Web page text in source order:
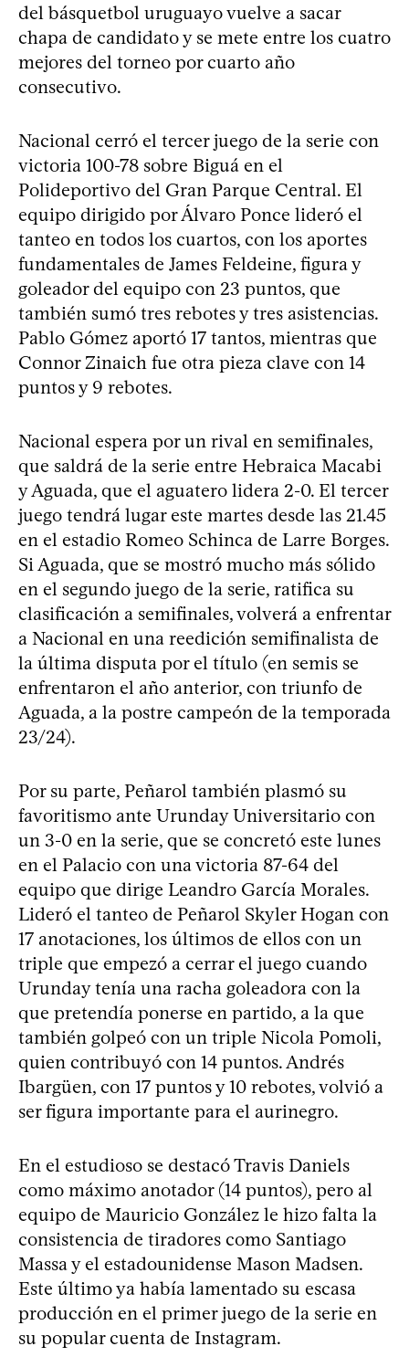
del básquetbol uruguayo vuelve a sacar
chapa de candidato y se mete entre los cuatro
mejores del torneo por cuarto año
consecutivo.
Nacional cerró el tercer juego de la serie con
victoria 100-78 sobre Biguá en el
Polideportivo del Gran Parque Central. El
equipo dirigido por Álvaro Ponce lideró el
tanteo en todos los cuartos, con los aportes
fundamentales de James Feldeine, figura y
goleador del equipo con 23 puntos, que
también sumó tres rebotes y tres asistencias.
Pablo Gómez aportó 17 tantos, mientras que
Connor Zinaich fue otra pieza clave con 14
puntos y 9 rebotes.
Nacional espera por un rival en semifinales,
que saldrá de la serie entre Hebraica Macabi
y Aguada, que el aguatero lidera 2-0. El tercer
juego tendrá lugar este martes desde las 21.45
en el estadio Romeo Schinca de Larre Borges.
Si Aguada, que se mostró mucho más sólido
en el segundo juego de la serie, ratifica su
clasificación a semifinales, volverá a enfrentar
a Nacional en una reedición semifinalista de
la última disputa por el título (en semis se
enfrentaron el año anterior, con triunfo de
Aguada, a la postre campeón de la temporada
23/24).
Por su parte, Peñarol también plasmó su
favoritismo ante Urunday Universitario con
un 3-0 en la serie, que se concretó este lunes
en el Palacio con una victoria 87-64 del
equipo que dirige Leandro García Morales.
Lideró el tanteo de Peñarol Skyler Hogan con
17 anotaciones, los últimos de ellos con un
triple que empezó a cerrar el juego cuando
Urunday tenía una racha goleadora con la
que pretendía ponerse en partido, a la que
también golpeó con un triple Nicola Pomoli,
quien contribuyó con 14 puntos. Andrés
Ibargüen, con 17 puntos y 10 rebotes, volvió a
ser figura importante para el aurinegro.
En el estudioso se destacó Travis Daniels
como máximo anotador (14 puntos), pero al
equipo de Mauricio González le hizo falta la
consistencia de tiradores como Santiago
Massa y el estadounidense Mason Madsen.
Este último ya había lamentado su escasa
producción en el primer juego de la serie en
su popular cuenta de Instagram.